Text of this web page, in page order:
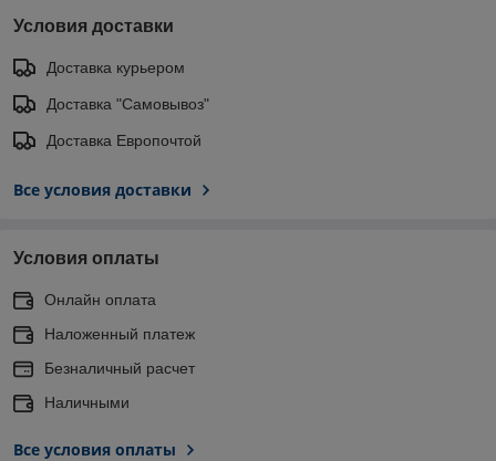
Условия доставки
Доставка курьером
Доставка "Самовывоз"
Доставка Европочтой
Все условия доставки
Условия оплаты
Онлайн оплата
Наложенный платеж
Безналичный расчет
Наличными
Все условия оплаты